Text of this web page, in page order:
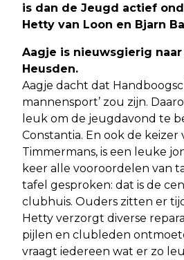
is dan de Jeugd actief
Hetty van Loon en Bjarn
Aagje is nieuwsgierig
Heusden.
Aagje dacht dat
mannensport’ zou zijn.
leuk om de jeugdavond te
Constantia. En ook de keizer
Timmermans, is een leuke
keer alle vooroordelen van
tafel gesproken: dat is de
clubhuis. Ouders zitten er
Hetty verzorgt diverse
pijlen en clubleden
vraagt iedereen wat er zo